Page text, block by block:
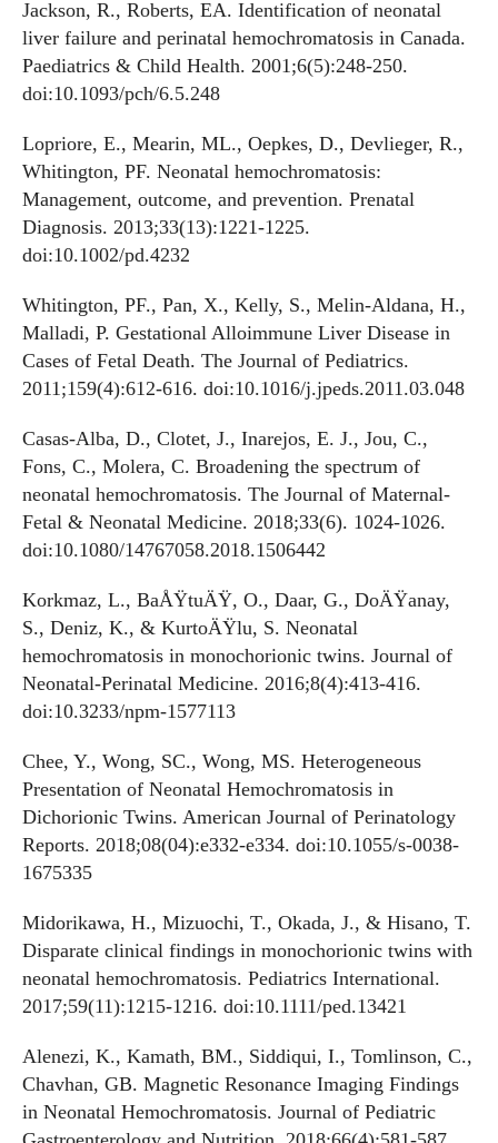
Jackson, R., Roberts, EA. Identification of neonatal
liver failure and perinatal hemochromatosis in Canada.
Paediatrics & Child Health. 2001;6(5):248-250.
doi:10.1093/pch/6.5.248
Lopriore, E., Mearin, ML., Oepkes, D., Devlieger, R.,
Whitington, PF. Neonatal hemochromatosis:
Management, outcome, and prevention. Prenatal
Diagnosis. 2013;33(13):1221-1225.
doi:10.1002/pd.4232
Whitington, PF., Pan, X., Kelly, S., Melin-Aldana, H.,
Malladi, P. Gestational Alloimmune Liver Disease in
Cases of Fetal Death. The Journal of Pediatrics.
2011;159(4):612-616. doi:10.1016/j.jpeds.2011.03.048
Casas-Alba, D., Clotet, J., Inarejos, E. J., Jou, C.,
Fons, C., Molera, C. Broadening the spectrum of
neonatal hemochromatosis. The Journal of Maternal-
Fetal & Neonatal Medicine. 2018;33(6). 1024-1026.
doi:10.1080/14767058.2018.1506442
Korkmaz, L., BaÅŸtuÄŸ, O., Daar, G., DoÄŸanay,
S., Deniz, K., & KurtoÄŸlu, S. Neonatal
hemochromatosis in monochorionic twins. Journal of
Neonatal-Perinatal Medicine. 2016;8(4):413-416.
doi:10.3233/npm-1577113
Chee, Y., Wong, SC., Wong, MS. Heterogeneous
Presentation of Neonatal Hemochromatosis in
Dichorionic Twins. American Journal of Perinatology
Reports. 2018;08(04):e332-e334. doi:10.1055/s-0038-
1675335
Midorikawa, H., Mizuochi, T., Okada, J., & Hisano, T.
Disparate clinical findings in monochorionic twins with
neonatal hemochromatosis. Pediatrics International.
2017;59(11):1215-1216. doi:10.1111/ped.13421
Alenezi, K., Kamath, BM., Siddiqui, I., Tomlinson, C.,
Chavhan, GB. Magnetic Resonance Imaging Findings
in Neonatal Hemochromatosis. Journal of Pediatric